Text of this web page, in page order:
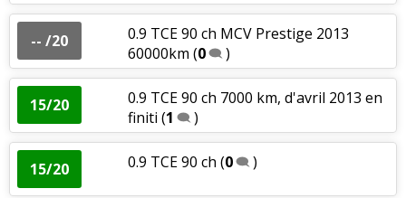
-- /20
0.9 TCE 90 ch MCV Prestige 2013
60000km (0 )
15/20
0.9 TCE 90 ch 7000 km, d'avril 2013 en
finiti (1 )
15/20 0.9 TCE 90 ch (0 )